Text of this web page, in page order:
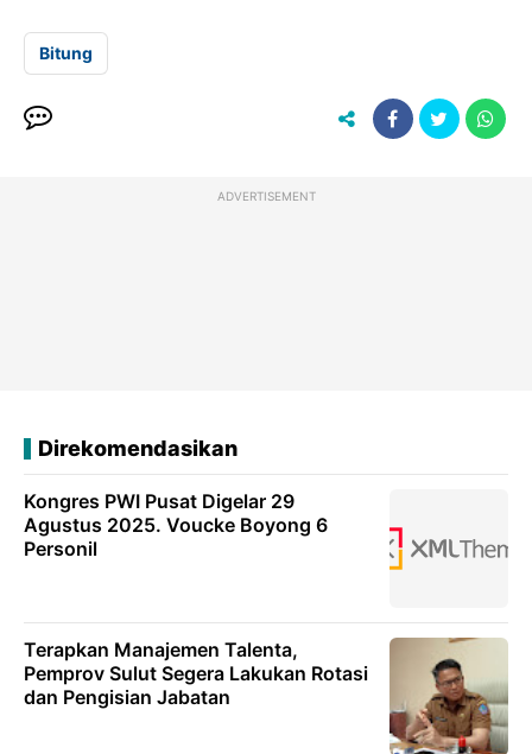
Bitung
ADVERTISEMENT
Direkomendasikan
Kongres PWI Pusat Digelar 29
Agustus 2025. Voucke Boyong 6
Personil
Terapkan Manajemen Talenta,
Pemprov Sulut Segera Lakukan Rotasi
dan Pengisian Jabatan